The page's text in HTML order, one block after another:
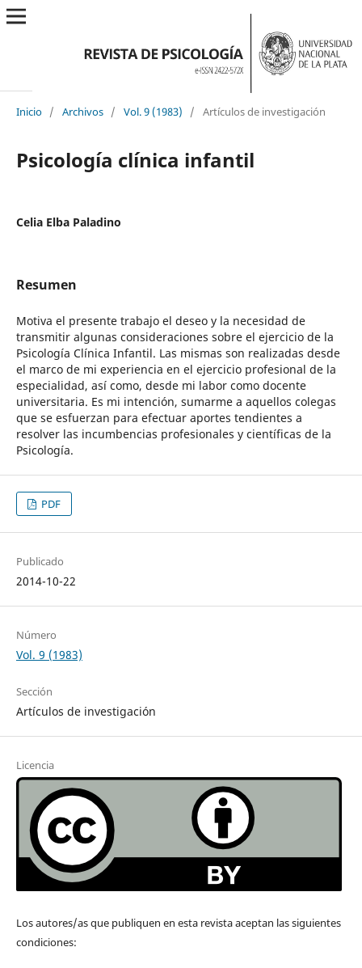
Inicio / Archivos / Vol. 9 (1983) / Artículos de investigación
Psicología clínica infantil
Celia Elba Paladino
Resumen
Motiva el presente trabajo el deseo y la necesidad de
transmitir algunas consideraciones sobre el ejercicio de la
Psicología Clínica Infantil. Las mismas son realizadas desde
el marco de mi experiencia en el ejercicio profesional de la
especialidad, así como, desde mi labor como docente
universitaria. Es mi intención, sumarme a aquellos colegas
que se esfuerzan para efectuar aportes tendientes a
resolver las incumbencias profesionales y científicas de la
Psicología.
PDF
Publicado
2014-10-22
Número
Vol. 9 (1983)
Sección
Artículos de investigación
Licencia
Los autores/as que publiquen en esta revista aceptan las siguientes
condiciones: